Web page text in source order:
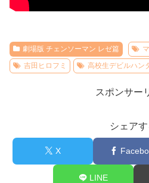
劇場版 チェンソーマン レゼ篇
吉田ヒロフミ
高校生デビルハン
スポンサー
シェアす
X
LINE